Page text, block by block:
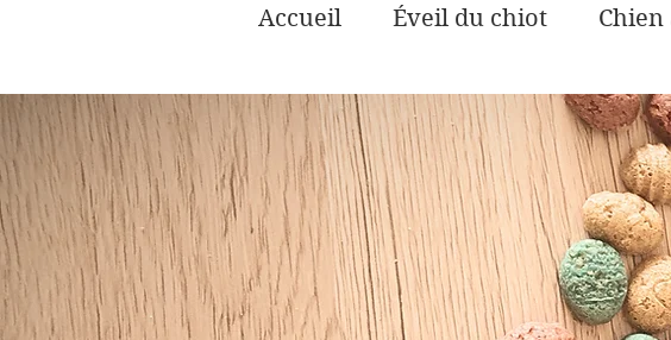
Accueil Éveil du chiot Chien